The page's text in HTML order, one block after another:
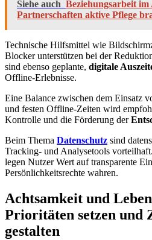
Siehe auch Beziehungsarbeit
Partnerschaften aktive Pflege
Technische Hilfsmittel wie
Blocker unterstützen bei der
sind ebenso geplante, digitale
Offline-Erlebnisse.
Eine Balance zwischen dem Einsatz
und festen Offline-Zeiten wird
Kontrolle und die Förderung der
Beim Thema Datenschutz sind
Tracking- und Analysetools
legen Nutzer Wert auf transparente
Persönlichkeitsrechte wahren.
Achtsamkeit und
Prioritäten setzen und
gestalten